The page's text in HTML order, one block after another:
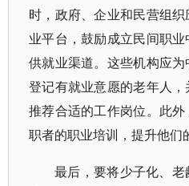
时，政府、企业和民营组
业平台，鼓励成立民间职
供就业渠道。这些机构应为
登记有就业意愿的老年人
推荐合适的工作岗位。此
职者的职业培训，提升他们
最后，要将少子化、